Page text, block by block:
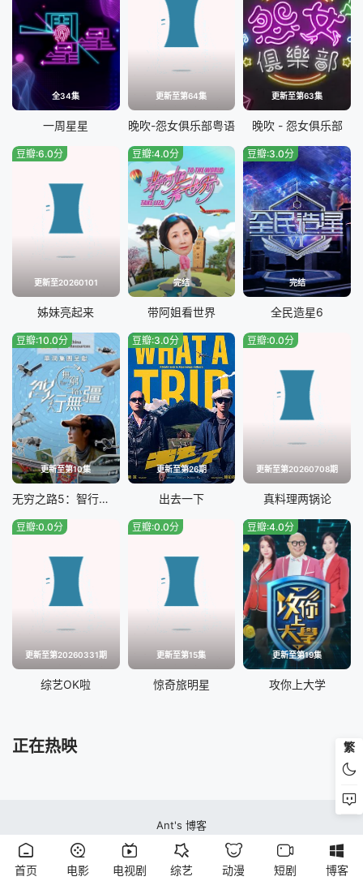
20230118期 20230123期
20230124期 20230127期
20230131期
20230203期 20230206期
20230210期 20230213期
20230215期 20230216期
20230217期 20230221期
20230222期 20230224期
20230301期 20230302期
20230303期 20230308期
20230310期 20230314期
20230317期 20230320期
20230321期 20230323期
20230324期 20230327期
20230331期 20230406期
20230410期 20230412期
20230413期 20230502期
20230504期
20230505期 20230510
20230607 20230609
全34集
一周星星
更新至第64集
晚吹-怨女俱乐部粤语
更新至第63集
晚吹 - 怨女俱乐部
更新至20260101
豆瓣:6.0分
姊妹亮起来
完结
豆瓣:4.0分
带阿姐看世界
完结
豆瓣:3.0分
全民造星6
更新至第10集
豆瓣:10.0分
无穷之路5：智行无疆
更新至第26期
豆瓣:3.0分
出去一下
更新至第20260708期
豆瓣:0.0分
真料理两锅论
更新至第20260331期
豆瓣:0.0分
综艺OK啦
更新至第15集
豆瓣:0.0分
惊奇旅明星
更新至第19集
豆瓣:4.0分
攻你上大学
正在热映 繁
Ant's 博客
蚂蚁视频站本站所有内容均来自互联网分享站点所提供的公开引用资源，未提供
资源上传、存储服务
首页 电影 电视剧 综艺 动漫 短剧 博客